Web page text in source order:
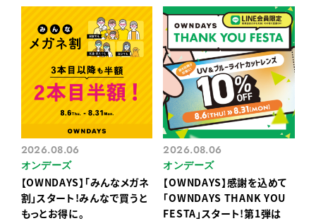
2026.08.06
オンデーズ
【OWNDAYS】「みんなメガネ
割」スタート!みんなで買うと
もっとお得に。
2026.08.06
オンデーズ
【OWNDAYS】感謝を込めて
「OWNDAYS THANK YOU
FESTA」スタート!第1弾は